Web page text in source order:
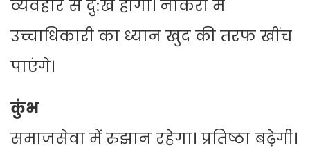
व्यवहार से दु:ख होगा। नौकरी में
उच्चाधिकारी का ध्यान खुद की तरफ खींच
पाएंगे।
कुंभ
समाजसेवा में रुझान रहेगा। प्रतिष्ठा बढ़ेगी।